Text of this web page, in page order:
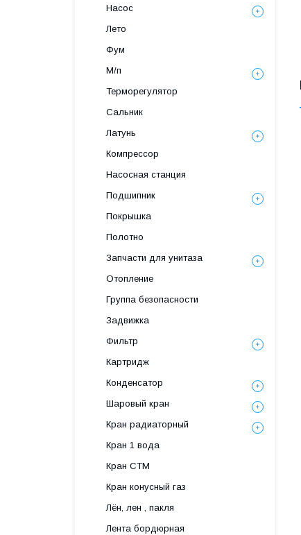
Насос
Лето
Фум
М/п
Терморегулятор
Сальник
Латунь
Компрессор
Насосная станция
Подшипник
Покрышка
Полотно
Запчасти для унитаза
Отопление
Группа безопасности
Задвижка
Фильтр
Картридж
Конденсатор
Шаровый кран
Кран радиаторный
Кран 1 вода
Кран СТМ
Кран конусный газ
Лён, лен , пакля
Лента бордюрная